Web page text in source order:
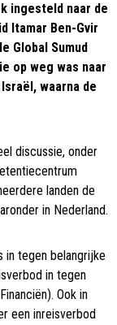
ingesteld naar de
Itamar Ben-Gvir
Global Sumud
op weg was naar
waarna de
discussie, onder
landen de
in Nederland.
in tegen belangrijke
in tegen
Ook in
een inreisverbod